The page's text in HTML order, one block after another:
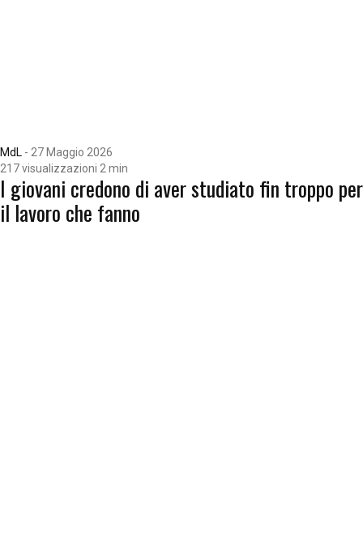
MdL - 27 Maggio 2026
217 visualizzazioni 2 min
I giovani credono di aver studiato fin troppo per
il lavoro che fanno